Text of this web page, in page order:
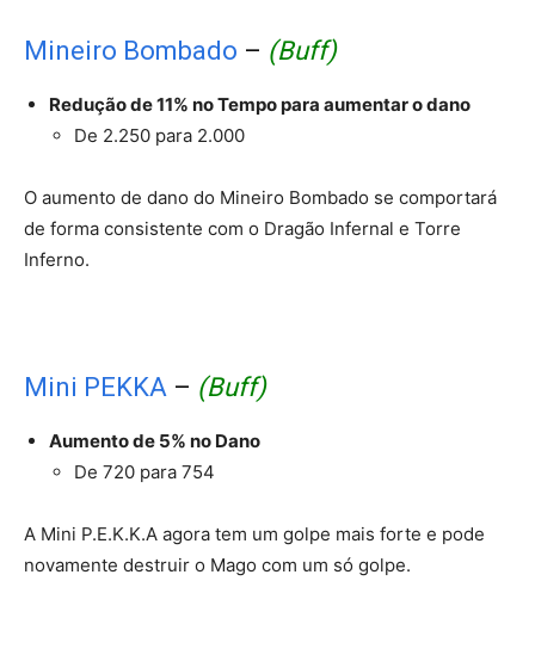
Mineiro Bombado – (Buff)
Redução de 11% no Tempo para aumentar o dano
De 2.250 para 2.000
O aumento de dano do Mineiro Bombado se comportará
de forma consistente com o Dragão Infernal e Torre
Inferno.
Mini PEKKA – (Buff)
Aumento de 5% no Dano
De 720 para 754
A Mini P.E.K.K.A agora tem um golpe mais forte e pode
novamente destruir o Mago com um só golpe.